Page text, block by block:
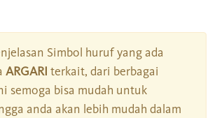
Simbol huruf yang ada
ARGARI terkait, dari berbagai
semoga bisa mudah untuk
anda akan lebih mudah dalam